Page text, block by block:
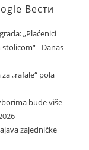
Вести
„Plaćenici
- Danas
„rafale“ pola
bude više
zajedničke